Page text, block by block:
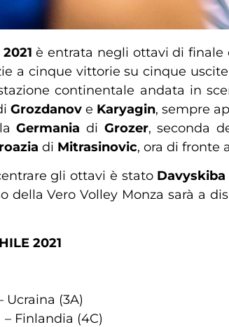
è entrata negli ottavi di
a cinque vittorie su cinque
continentale andata in
Grozdanove Karyagin, sempre
laGermania di Grozer, seconda
di Mitrasinovic, ora di fronte
gli ottavi è stato Davyskiba
della Vero Volley Monza sarà a
2021
Ucraina (3A)
– Finlandia (4C)